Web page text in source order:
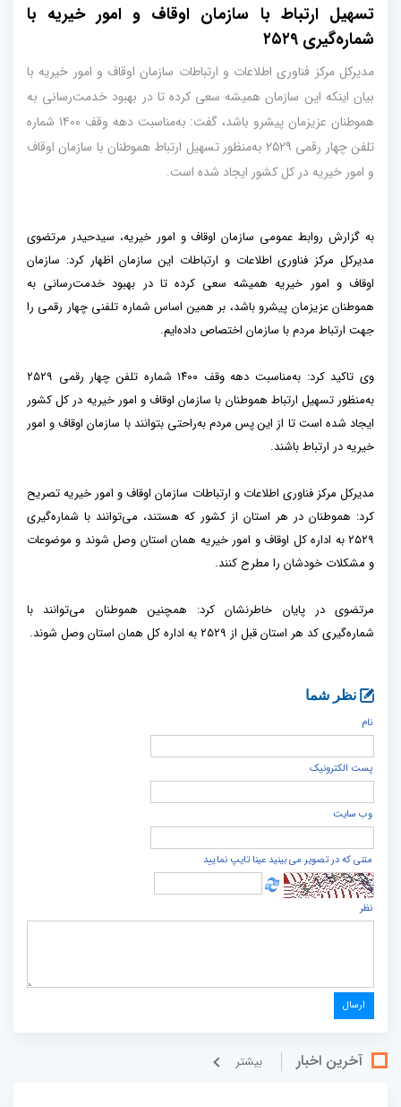
تسهیل ارتباط با سازمان اوقاف و امور خیریه با
شماره‌گیری ۲۵۲۹
مدیرکل مرکز فناوری اطلاعات و ارتباطات سازمان اوقاف و امور خیریه با
بیان اینکه این سازمان همیشه سعی کرده تا در بهبود خدمت‌رسانی به
هموطنان عزیزمان پیشرو باشد، گفت: به‌مناسبت دهه وقف ۱۴۰۰ شماره
تلفن چهار رقمی ۲۵۲۹ به‌منظور تسهیل ارتباط هموطنان با سازمان اوقاف
و امور خیریه در کل کشور ایجاد شده است.
به گزارش روابط عمومی سازمان اوقاف و امور خیریه، سیدحیدر مرتضوی
مدیرکل مرکز فناوری اطلاعات و ارتباطات این سازمان اظهار کرد: سازمان
اوقاف و امور خیریه همیشه سعی کرده تا در بهبود خدمت‌رسانی به
هموطنان عزیزمان پیشرو باشد، بر همین اساس شماره تلفنی چهار رقمی را
جهت ارتباط مردم با سازمان اختصاص داده‌ایم.
وی تاکید کرد: به‌مناسبت دهه وقف ۱۴۰۰ شماره تلفن چهار رقمی ۲۵۲۹
به‌منظور تسهیل ارتباط هموطنان با سازمان اوقاف و امور خیریه در کل کشور
ایجاد شده است تا از این پس مردم به‌راحتی بتوانند با سازمان اوقاف و امور
خیریه در ارتباط باشند.
مدیرکل مرکز فناوری اطلاعات و ارتباطات سازمان اوقاف و امور خیریه تصریح
کرد: هموطنان در هر استان از کشور که هستند، می‌توانند با شماره‌گیری
۲۵۲۹ به اداره کل اوقاف و امور خیریه همان استان وصل شوند و موضوعات
و مشکلات خودشان را مطرح کنند.
مرتضوی در پایان خاطرنشان کرد: همچنین هموطنان می‌توانند با
شماره‌گیری کد هر استان قبل از ۲۵۲۹ به اداره کل همان استان وصل شوند.
نظر شما
نام
پست الكترونيک
وب سایت
متنی که در تصویر می بینید عینا تایپ نمایید
نظر
آخرین اخبار بيشتر